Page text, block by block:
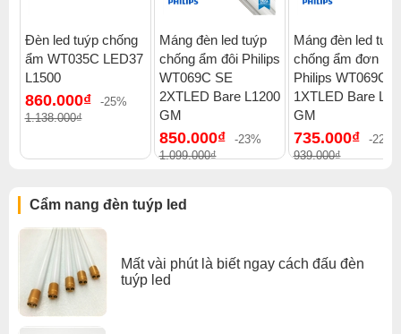
Đèn led tuýp chống
ẩm WT035C LED37
L1500
860.000₫
-25%
1.138.000₫
Máng đèn led tuýp
chống ẩm đôi Philips
WT069C SE
2XTLED Bare L1200
GM
850.000₫
-23%
1.099.000₫
Máng đèn led tuýp
chống ẩm đơn
Philips WT069C
1XTLED Bare
GM
735.000₫
-22%
939.000₫
Cẩm nang đèn tuýp led
Mất vài phút là biết ngay cách đấu đèn
tuýp led